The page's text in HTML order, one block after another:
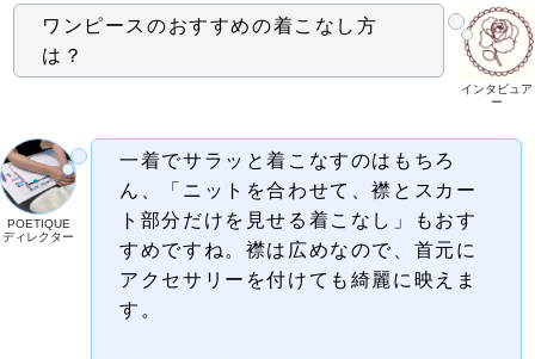
インタビュア
ー
ワンピースのおすすめの着こなし方
は？
POETIQUE
ディレクター
一着でサラッと着こなすのはもちろ
ん、「ニットを合わせて、襟とスカー
ト部分だけを見せる着こなし」もおす
すめですね。襟は広めなので、首元に
アクセサリーを付けても綺麗に映えま
す。